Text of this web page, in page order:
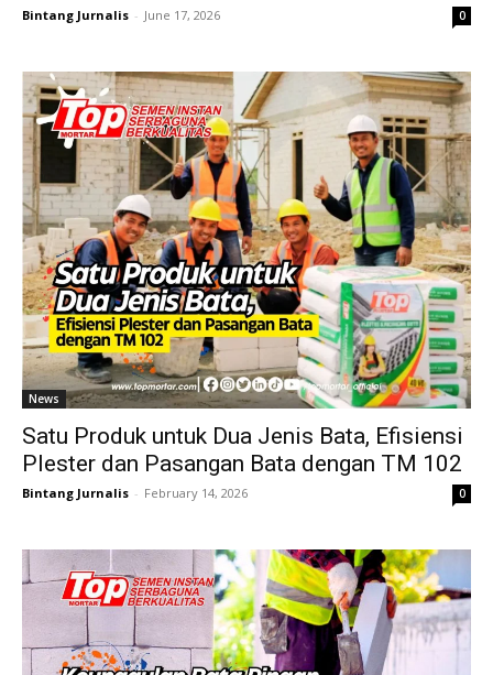
Bintang Jurnalis - June 17, 2026 0
News
Satu Produk untuk Dua Jenis Bata, Efisiensi
Plester dan Pasangan Bata dengan TM 102
Bintang Jurnalis - February 14, 2026 0